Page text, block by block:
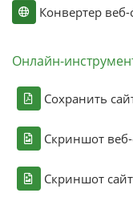
Конвертер веб-
Онлайн-
Сохранить
Скриншот веб-
Скриншот